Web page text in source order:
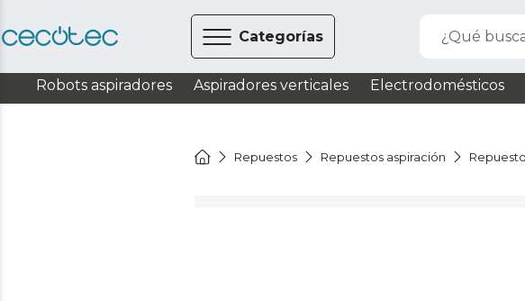
Categorías ¿Qué
Robots aspiradores Aspiradores verticales Electrodomésticos
Repuestos Repuestos aspiración